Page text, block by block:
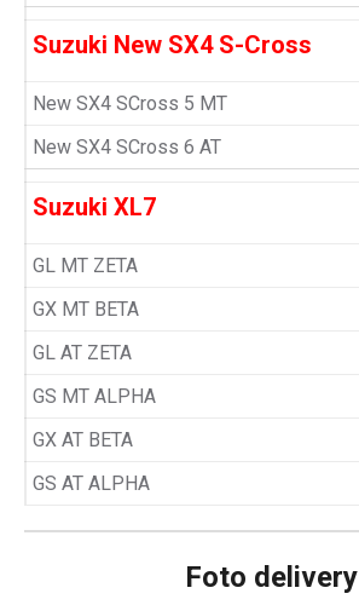
Suzuki New SX4 S-Cross
New SX4 SCross 5 MT
New SX4 SCross 6 AT
Suzuki XL7
GL MT ZETA
GX MT BETA
GL AT ZETA
GS MT ALPHA
GX AT BETA
GS AT ALPHA
Foto delivery